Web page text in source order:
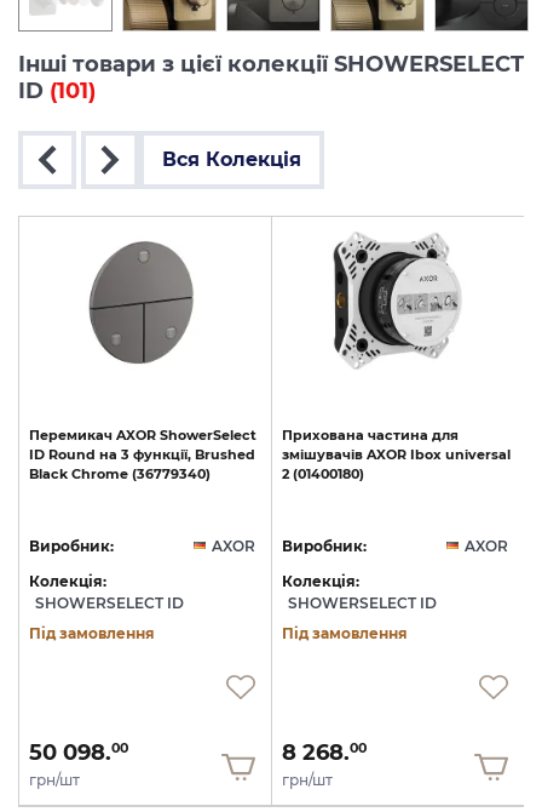
Інші товари з цієї колекції SHOWERSELECT
ID (101)
Вся Колекція
Перемикач AXOR ShowerSelect
ID Round на 3 функції, Brushed
Black Chrome (36779340)
Виробник:
AXOR
Колекція:
SHOWERSELECT ID
Під замовлення
50 098.00
грн/шт
Прихована частина для
змішувачів AXOR Ibox universal
2 (01400180)
Виробник:
AXOR
Колекція:
SHOWERSELECT ID
Під замовлення
8 268.00
грн/шт